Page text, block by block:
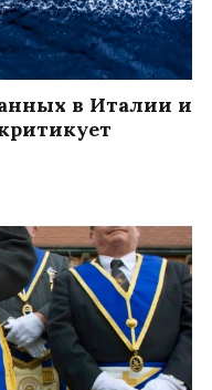
в Италии и